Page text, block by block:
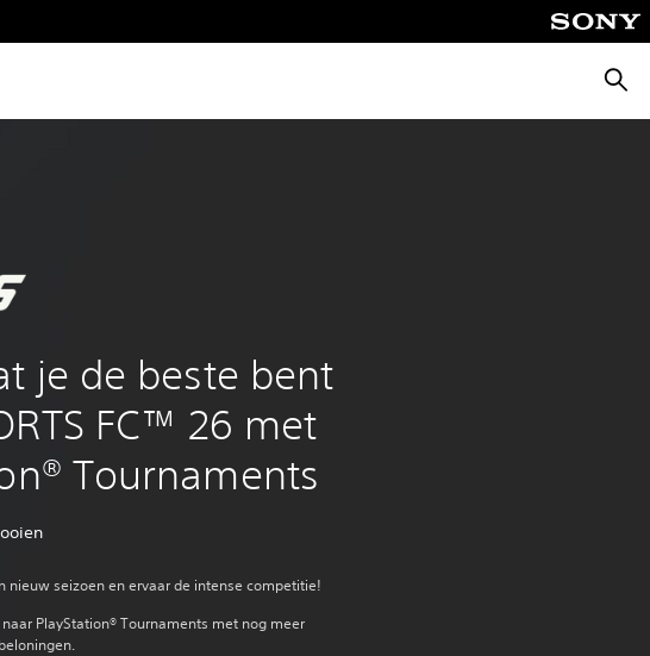
je de beste bent
FC™ 26 met
Tournaments
nieuw seizoen en ervaar de intense competitie!‎
naar PlayStation® Tournaments met nog meer